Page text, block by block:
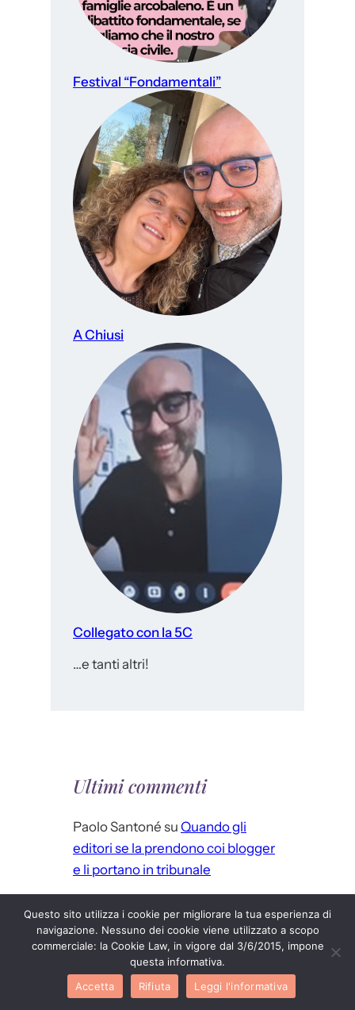
Festival “Fondamentali”
A Chiusi
Collegato con la 5C
…e tanti altri!
Ultimi commenti
Paolo Santoné su Quando gli
editori se la prendono coi blogger
e li portano in tribunale
prendono coi blogger e li portano
in tribunale
Matteo Rita, alla nostra!
Questo sito utilizza i cookie per migliorare la tua esperienza di
navigazione. Nessuno dei cookie viene utilizzato a scopo
commerciale: la Cookie Law, in vigore dal 3/6/2015, impone
questa informativa.
Accetta
Rifiuta Leggi l'informativa